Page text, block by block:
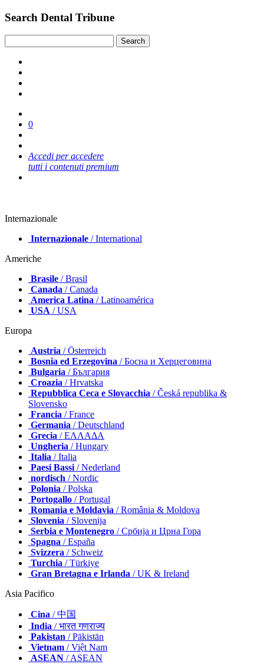
Search Dental Tribune
0
Accedi per accedere
tutti i contenuti premium
Internazionale
Internazionale / International
Americhe
Brasile / Brasil
Canada / Canada
America Latina / Latinoamérica
USA / USA
Europa
Austria / Österreich
Bosnia ed Erzegovina / Босна и Херцеговина
Bulgaria / България
Croazia / Hrvatska
Repubblica Ceca e Slovacchia / Česká republika &
Slovensko
Francia / France
Germania / Deutschland
Grecia / ΕΛΛΑΔΑ
Ungheria / Hungary
Italia / Italia
Paesi Bassi/ Nederland
nordisch / Nordic
Polonia / Polska
Portogallo / Portugal
Romania e Moldavia / România & Moldova
Slovenia / Slovenija
Serbia e Montenegro / Србија и Црна Гора
Spagna / España
Svizzera / Schweiz
Turchia / Türkiye
Gran Bretagna e Irlanda / UK & Ireland
Asia Pacifico
Cina / 中国
India / भारत गणराज्य
Pakistan / Pākistān
Vietnam / Việt Nam
ASEAN / ASEAN